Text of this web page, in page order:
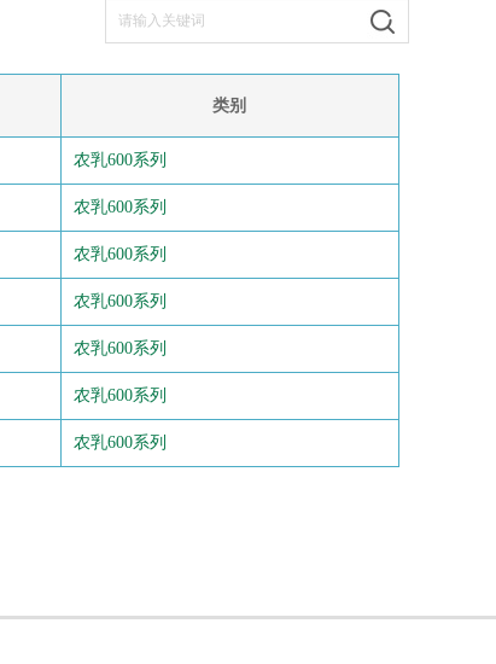
类别
农乳600系列
农乳600系列
农乳600系列
农乳600系列
农乳600系列
农乳600系列
农乳600系列